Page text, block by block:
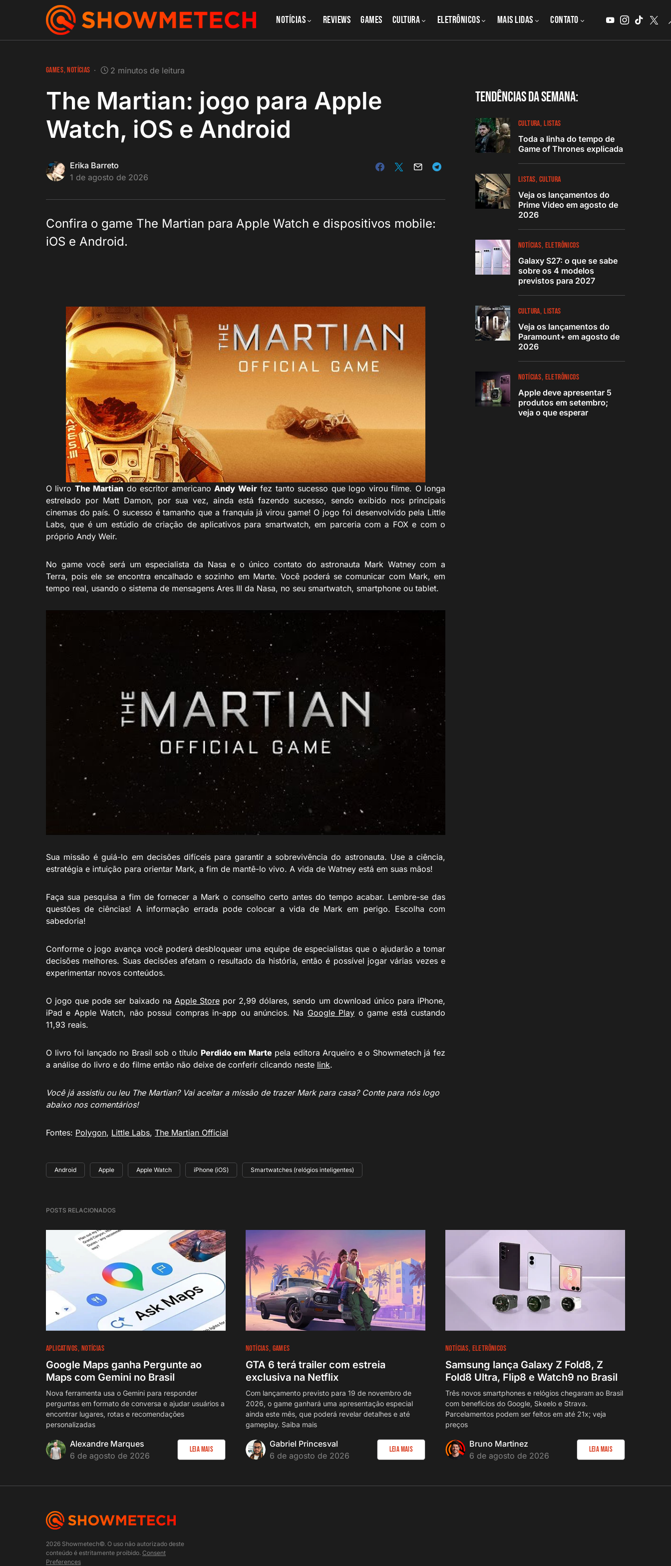
NOTÍCIAS REVIEWS GAMES CULTURA Eletrônicos MAIS LIDAS CONTATO
GAMES NOTÍCIAS 2 minutos de leitura
The Martian: jogo para Apple
Watch, iOS e Android
Erika Barreto
1 de agosto de 2026
Confira o game The Martian para Apple Watch e dispositivos mobile:
iOS e Android.
O livro The Martian do escritor americanoAndy Weirfez tanto sucesso que logo virou filme. O longa
estrelado por Matt Damon, por sua vez, ainda está fazendo sucesso, sendo exibido nos principais
cinemas do país. O sucesso é tamanho que a franquia já virou game! O jogo foi desenvolvido pela Little
Labs, que é um estúdio de criação de aplicativos para smartwatch, em parceria com a FOX e com o
próprio Andy Weir.
No game você será um especialista da Nasa e o único contato do astronauta Mark Watney com a
Terra, pois ele se encontra encalhado e sozinho em Marte. Você poderá se comunicar com Mark, em
tempo real, usando o sistema de mensagens Ares III da Nasa, no seu smartwatch, smartphone ou tablet.
Sua missão é guiá-lo em decisões difíceis para garantir a sobrevivência do astronauta. Use a ciência,
estratégia e intuição para orientar Mark, a fim de mantê-lo vivo. A vida de Watney está em suas mãos!
Faça sua pesquisa a fim de fornecer a Mark o conselho certo antes do tempo acabar. Lembre-se das
questões de ciências! A informação errada pode colocar a vida de Mark em perigo. Escolha com
sabedoria!
Conforme o jogo avança você poderá desbloquear uma equipe de especialistas que o ajudarão a tomar
decisões melhores. Suas decisões afetam o resultado da história, então é possível jogar várias vezes e
experimentar novos conteúdos.
O jogo que pode ser baixado na Apple Storepor 2,99 dólares, sendo um download único para iPhone,
iPad e Apple Watch, não possui compras in-app ou anúncios. Na Google Play o game está custando
11,93 reais.
O livro foi lançado no Brasil sob o título Perdido em Marte pela editora Arqueiro e o Showmetech já fez
a análise do livro e do filme então não deixe de conferir clicando neste link.
Você já assistiu ou leu The Martian? Vai aceitar a missão de trazer Mark para casa? Conte para nós logo
abaixo nos comentários!
Fontes: Polygon, Little Labs, The Martian Official
Android Apple Apple Watch iPhone (iOS) Smartwatches (relógios inteligentes)
Tendências da semana:
CULTURA LISTAS
Toda a linha do tempo de
Game of Thrones explicada
LISTAS CULTURA
Veja os lançamentos do
Prime Video em agosto de
2026
NOTÍCIAS ELETRÔNICOS
Galaxy S27: o que se sabe
sobre os 4 modelos
previstos para 2027
CULTURA LISTAS
Veja os lançamentos do
Paramount+ em agosto de
2026
NOTÍCIAS ELETRÔNICOS
Apple deve apresentar 5
produtos em setembro;
veja o que esperar
POSTS RELACIONADOS
APLICATIVOS NOTÍCIAS
Google Maps ganha Pergunte ao
Maps com Gemini no Brasil
Nova ferramenta usa o Gemini para responder
perguntas em formato de conversa e ajudar usuários a
encontrar lugares, rotas e recomendações
personalizadas
Alexandre Marques
6 de agosto de 2026
Leia Mais
NOTÍCIAS GAMES
GTA 6 terá trailer com estreia
exclusiva na Netflix
Com lançamento previsto para 19 de novembro de
2026, o game ganhará uma apresentação especial
ainda este mês, que poderá revelar detalhes e até
gameplay. Saiba mais
Gabriel Princesval
6 de agosto de 2026
Leia Mais
NOTÍCIAS ELETRÔNICOS
Samsung lança Galaxy Z Fold8, Z
Fold8 Ultra, Flip8 e Watch9 no Brasil
Três novos smartphones e relógios chegaram ao Brasil
com benefícios do Google, Skeelo e Strava.
Parcelamentos podem ser feitos em até 21x; veja
preços
Bruno Martinez
6 de agosto de 2026
Leia Mais
2026 Showmetech©. O uso não autorizado deste
conteúdo é estritamente proibido. Consent
Preferences